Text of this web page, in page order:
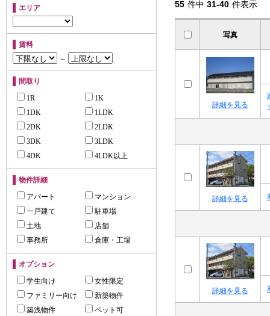
エリア
賃料
～
間取り
1R
1K
1DK
1LDK
2DK
2LDK
3DK
3LDK
4DK
4LDK以上
物件詳細
アパート
マンション
一戸建て
駐車場
土地
店舗
事務所
倉庫・工場
オプション
学生向け
女性限定
ファミリー向け
新築物件
築浅物件
ペット可
55 件中 31-40 件表示
写真
詳細を見る
詳細を見る
詳細を見る